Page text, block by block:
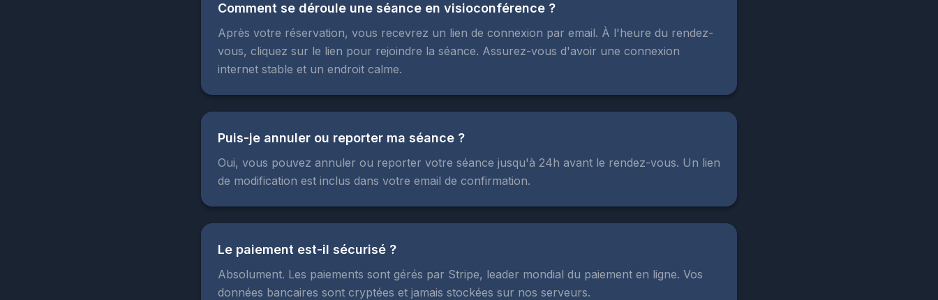
Comment se déroule une séance en visioconférence ?
Après votre réservation, vous recevrez un lien de connexion par email. À l'heure du rendez-
vous, cliquez sur le lien pour rejoindre la séance. Assurez-vous d'avoir une connexion
internet stable et un endroit calme.
Puis-je annuler ou reporter ma séance ?
Oui, vous pouvez annuler ou reporter votre séance jusqu'à 24h avant le rendez-vous. Un lien
de modification est inclus dans votre email de confirmation.
Le paiement est-il sécurisé ?
Absolument. Les paiements sont gérés par Stripe, leader mondial du paiement en ligne. Vos
données bancaires sont cryptées et jamais stockées sur nos serveurs.